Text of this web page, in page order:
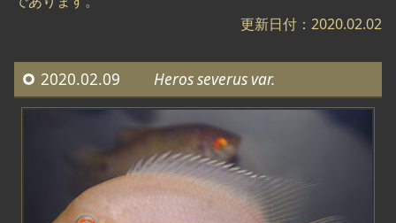
更新日付：2020.02.02
2020.02.09 Heros severus var.